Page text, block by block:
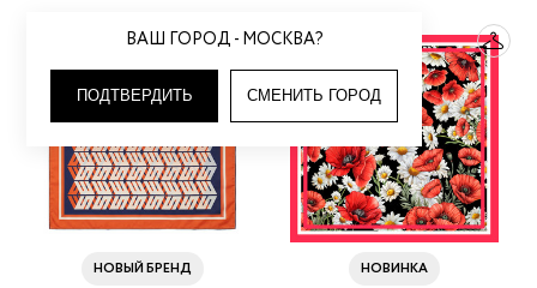
ВАШ ГОРОД - МОСКВА?
ПОДТВЕРДИТЬ СМЕНИТЬ ГОРОД
НОВЫЙ БРЕНД НОВИНКА